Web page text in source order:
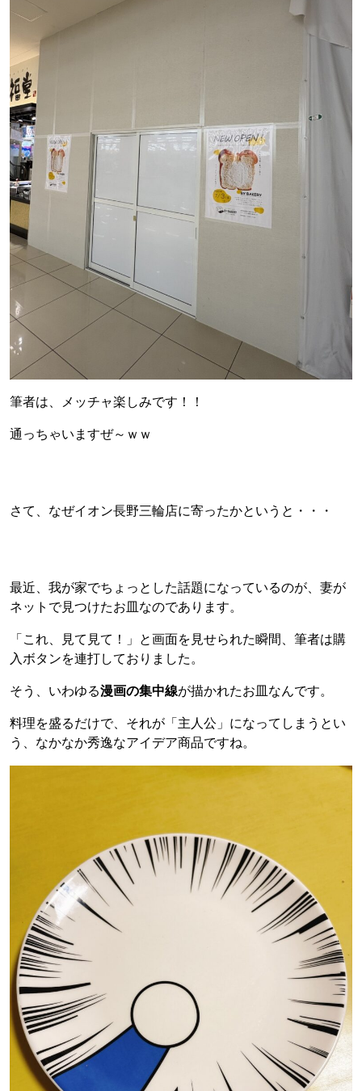
筆者は、メッチャ楽しみです！！
通っちゃいますぜ～ｗｗ
さて、なぜイオン長野三輪店に寄ったかというと・・・
最近、我が家でちょっとした話題になっているのが、妻が
ネットで見つけたお皿なのであります。
「これ、見て見て！」と画面を見せられた瞬間、筆者は購
入ボタンを連打しておりました。
そう、いわゆる漫画の集中線が描かれたお皿なんです。
料理を盛るだけで、それが「主人公」になってしまうとい
う、なかなか秀逸なアイデア商品ですね。